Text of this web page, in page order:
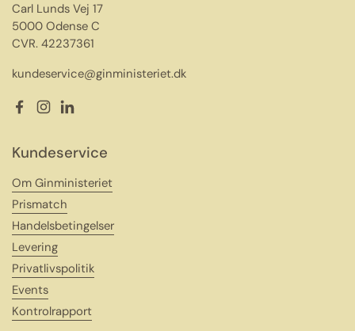
Carl Lunds Vej 17
5000 Odense C
CVR. 42237361
kundeservice@ginministeriet.dk
Facebook
Instagram
LinkedIn
Kundeservice
Om Ginministeriet
Prismatch
Handelsbetingelser
Levering
Privatlivspolitik
Events
Kontrolrapport